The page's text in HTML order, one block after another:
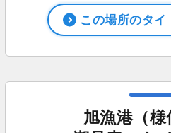
この場所のタイ
旭漁港（